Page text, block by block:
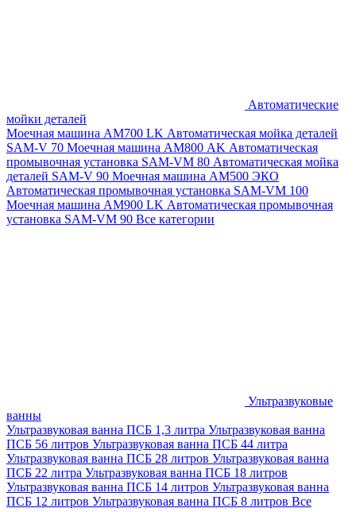
Автоматические
мойки деталей
Моечная машина AM700 LK Автоматическая мойка деталей
SAM-V 70 Моечная машина АМ800 AK Автоматическая
промывочная установка SAM-VM 80 Автоматическая мойка
деталей SAM-V 90 Моечная машина АМ500 ЭКО
Автоматическая промывочная установка SAM-VM 100
Моечная машина AM900 LK Автоматическая промывочная
установка SAM-VM 90 Все категории
Ультразвуковые
ванны
Ультразвуковая ванна ПСБ 1,3 литра Ультразвуковая ванна
ПСБ 56 литров Ультразвуковая ванна ПСБ 44 литра
Ультразвуковая ванна ПСБ 28 литров Ультразвуковая ванна
ПСБ 22 литра Ультразвуковая ванна ПСБ 18 литров
Ультразвуковая ванна ПСБ 14 литров Ультразвуковая ванна
ПСБ 12 литров Ультразвуковая ванна ПСБ 8 литров Все